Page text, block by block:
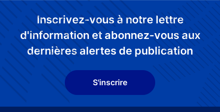
Inscrivez-vous à notre lettre
d'information et abonnez-vous aux
dernières alertes de publication
S'inscrire